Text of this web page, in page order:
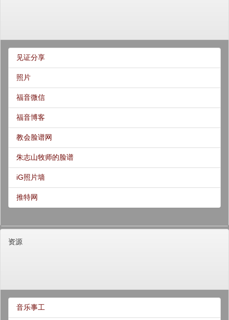
见证分享
照片
福音微信
福音博客
教会脸谱网
朱志山牧师的脸谱
iG照片墙
推特网
资源
音乐事工